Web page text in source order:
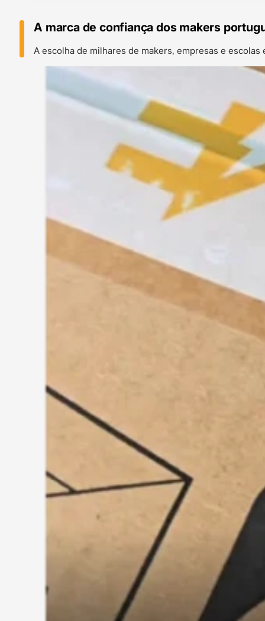
A marca de confiança dos makers
A escolha de milhares de makers, empresas e escolas